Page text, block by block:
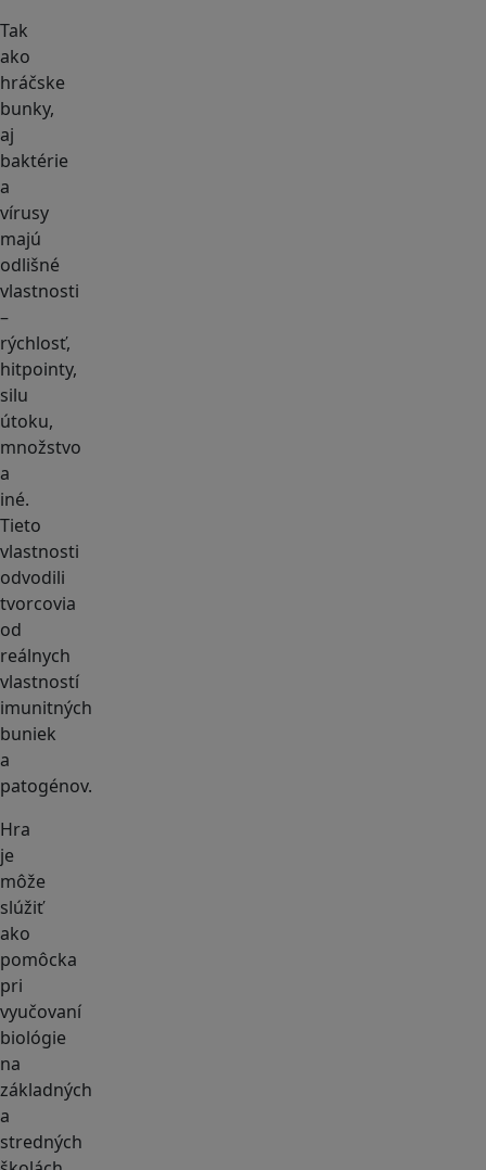
Tak
ako
hráčske
bunky,
aj
baktérie
a
vírusy
majú
odlišné
vlastnosti
–
rýchlosť,
hitpointy,
silu
útoku,
množstvo
a
iné.
Tieto
vlastnosti
odvodili
tvorcovia
od
reálnych
vlastností
imunitných
buniek
a
patogénov.
Hra
je
môže
slúžiť
ako
pomôcka
pri
vyučovaní
biológie
na
základných
a
stredných